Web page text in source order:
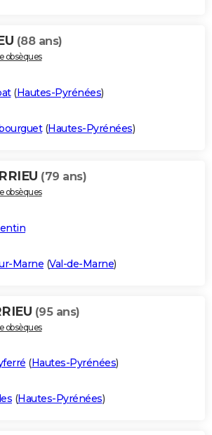
(88 ans)
obsèques
(Hautes-Pyrénées)
(Hautes-Pyrénées)
(79 ans)
obsèques
Marne (Val-de-Marne)
(95 ans)
obsèques
(Hautes-Pyrénées)
(Hautes-Pyrénées)